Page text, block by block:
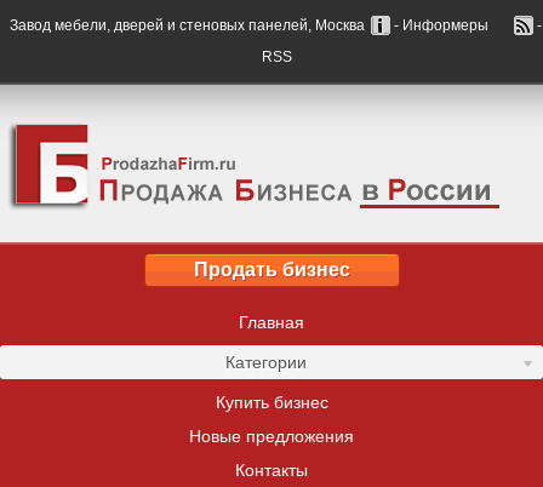
Завод мебели, дверей и стеновых панелей, Москва - Информеры
-
RSS
Продать бизнес
Главная
Категории
Купить бизнес
Новые предложения
Контакты